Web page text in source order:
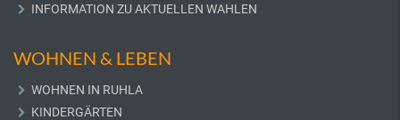
INFORMATION ZU AKTUELLEN WAHLEN
WOHNEN & LEBEN
WOHNEN IN RUHLA
KINDERGÄRTEN